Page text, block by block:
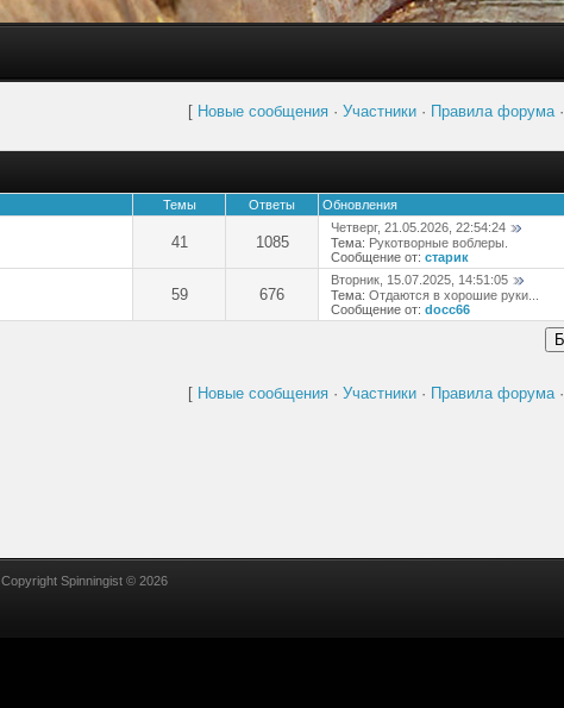
[ Новые сообщения · Участники · Правила форума·
Темы Ответы Обновления
41 1085
Четверг, 21.05.2026, 22:54:24
Тема: Рукотворные воблеры.
Сообщение от: старик
59 676
Вторник, 15.07.2025, 14:51:05
Тема: Отдаются в хорошие руки...
Сообщение от: docc66
[ Новые сообщения · Участники · Правила форума·
Copyright Spinningist © 2026